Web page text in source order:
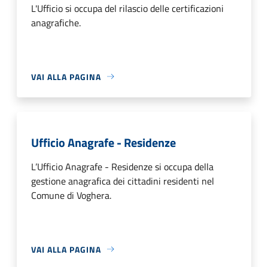
L'Ufficio si occupa del rilascio delle certificazioni
anagrafiche.
VAI ALLA PAGINA
Ufficio Anagrafe - Residenze
L’Ufficio Anagrafe - Residenze si occupa della
gestione anagrafica dei cittadini residenti nel
Comune di Voghera.
VAI ALLA PAGINA